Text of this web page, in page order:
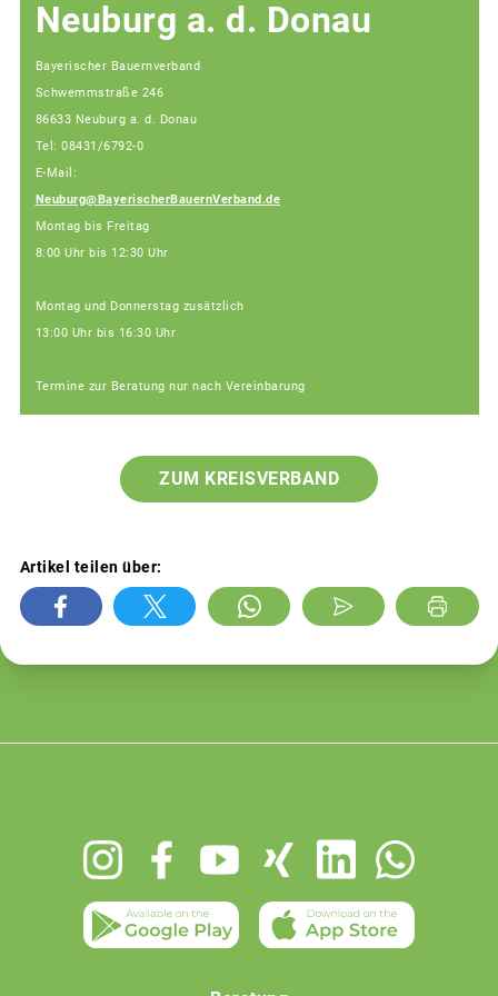
Neuburg a. d. Donau
Bayerischer Bauernverband
Schwemmstraße 246
86633 Neuburg a. d. Donau
Tel: 08431/6792-0
E-Mail:
Neuburg@BayerischerBauernVerband.de
Montag bis Freitag
8:00 Uhr bis 12:30 Uhr
Montag und Donnerstag zusätzlich
13:00 Uhr bis 16:30 Uhr
Termine zur Beratung nur nach Vereinbarung
ZUM KREISVERBAND
Artikel teilen über: